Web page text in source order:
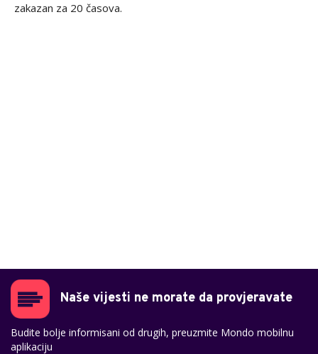
zakazan za 20 časova.
Naše vijesti ne morate da provjeravate
Budite bolje informisani od drugih, preuzmite Mondo mobilnu
aplikaciju